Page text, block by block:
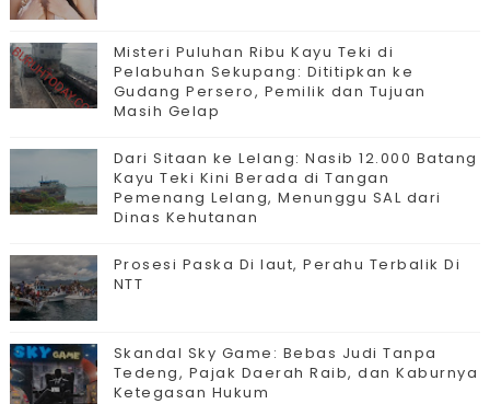
Misteri Puluhan Ribu Kayu Teki di
Pelabuhan Sekupang: Dititipkan ke
Gudang Persero, Pemilik dan Tujuan
Masih Gelap
Dari Sitaan ke Lelang: Nasib 12.000 Batang
Kayu Teki Kini Berada di Tangan
Pemenang Lelang, Menunggu SAL dari
Dinas Kehutanan
Prosesi Paska Di laut, Perahu Terbalik Di
NTT
Skandal Sky Game: Bebas Judi Tanpa
Tedeng, Pajak Daerah Raib, dan Kaburnya
Ketegasan Hukum